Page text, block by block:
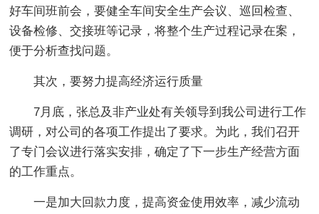
好车间班前会，要健全车间安全生产会议、巡回检查、
设备检修、交接班等记录，将整个生产过程记录在案，
便于分析查找问题。
其次，要努力提高经济运行质量
7月底，张总及非产业处有关领导到我公司进行工作
调研，对公司的各项工作提出了要求。为此，我们召开
了专门会议进行落实安排，确定了下一步生产经营方面
的工作重点。
一是加大回款力度，提高资金使用效率，减少流动